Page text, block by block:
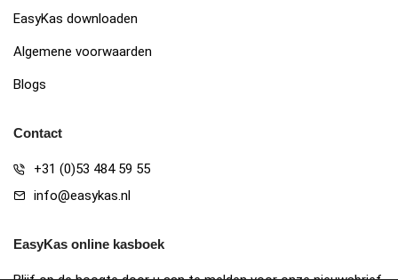
EasyKas downloaden
Algemene voorwaarden
Blogs
Contact
+31 (0)53 484 59 55
info@easykas.nl
EasyKas online kasboek